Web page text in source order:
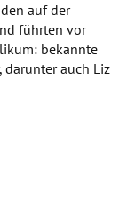
auf der
führten vor
bekannte
auch Liz
Sogar Royston
zu
alle Angst